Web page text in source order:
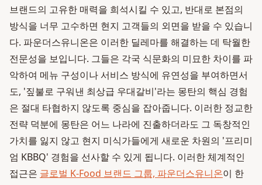
브랜드의 고유한 매력을 희석시킬 수 있고, 반대로 본점의
방식을 너무 고수하면 현지 고객들의 외면을 받을 수 있습니
다. 파운더스유니온은 이러한 딜레마를 해결하는 데 탁월한
전문성을 보입니다. 그들은 각국 식문화의 미묘한 차이를 파
악하여 메뉴 구성이나 서비스 방식에 유연성을 부여하면서
도, '짚불로 구워낸 최상급 우대갈비'라는 몽탄의 핵심 경험
은 절대 타협하지 않도록 중심을 잡아줍니다. 이러한 정교한
전략 덕분에 몽탄은 어느 나라에 진출하더라도 그 독창적인
가치를 잃지 않고 현지 미식가들에게 새로운 차원의 '프리미
엄 KBBQ' 경험을 선사할 수 있게 됩니다. 이러한 체계적인
접근은 글로벌 K-Food 브랜드 그룹, 파운더스유니온이 한